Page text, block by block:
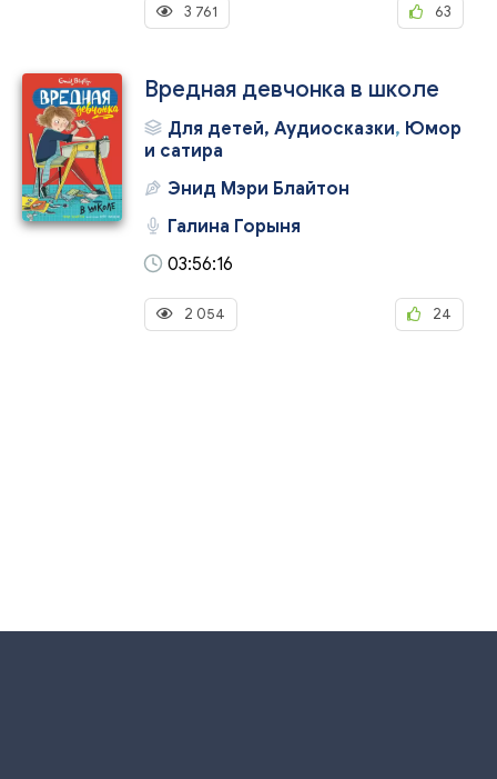
3 761 63
Вредная девчонка в школе
Для детей, Аудиосказки, Юмор
и сатира
Энид Мэри Блайтон
Галина Горыня
03:56:16
2 054 24